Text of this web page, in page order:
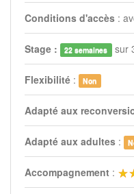
Conditions d'accès :
Stage : 22 semaines sur
Flexibilité : Non
Adapté aux
Adapté aux adultes :
Accompagnement :